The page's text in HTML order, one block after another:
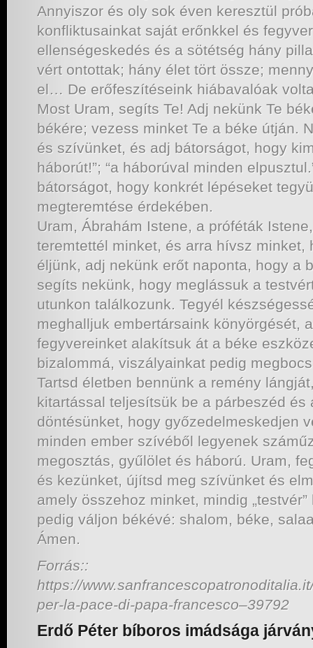
Annyiszor és oly sok éven keresztül
konfliktusainkat saját erőnkkel és
ellenségeskedés és a sötétség hány
vért ontottak; hány élet tört össze;
el… De erőfeszítéseink hiábavalóak
Most Uram, segíts Te! Adj nekünk Te
békére; vezess minket Te a béke útján.
és szívünket, és adj bátorságot, hogy
háborút!”; “a háborúval minden
bátorságot, hogy konkrét lépéseket
megteremtése érdekében.
Uram, Ábrahám Istene, a próféták
teremtettél minket, és arra hívsz minket,
éljünk, adj nekünk erőt naponta, hogy a
segíts nekünk, hogy meglássuk a
utunkon találkozunk. Tegyél
meghalljuk embertársaink könyörgését,
fegyvereinket alakítsuk át a béke
bizalommá, viszályainkat pedig
Tartsd életben bennünk a remény
kitartással teljesítsük be a párbeszéd és
döntésünket, hogy győzedelmeskedjen
minden ember szívéből legyenek
megosztás, gyűlölet és háború. Uram,
és kezünket, újítsd meg szívünket és
amely összehoz minket, mindig
pedig váljon békévé: shalom, béke,
Ámen.
Forrás::
https://
per-la-pace-di-papa-francesco–39792
Erdő Péter bíboros imádsága